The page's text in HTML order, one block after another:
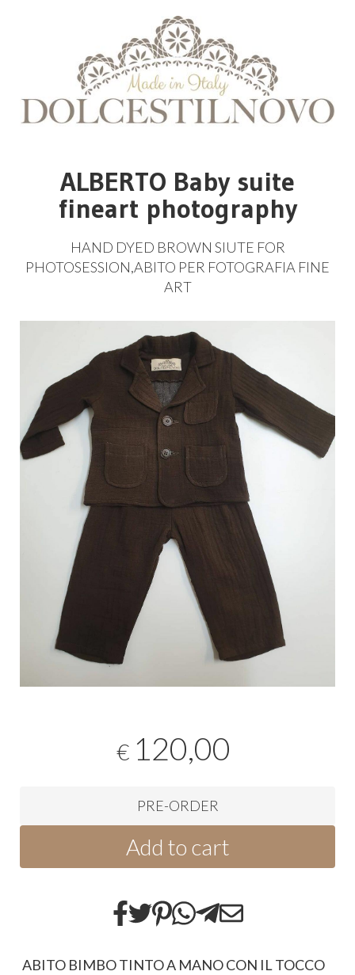
ALBERTO Baby suite
fineart photography
HAND DYED BROWN SIUTE FOR
PHOTOSESSION,ABITO PER FOTOGRAFIA FINE
ART
€ 120,00
PRE-ORDER
Add to cart
ABITO BIMBO TINTO A MANO CON IL TOCCO